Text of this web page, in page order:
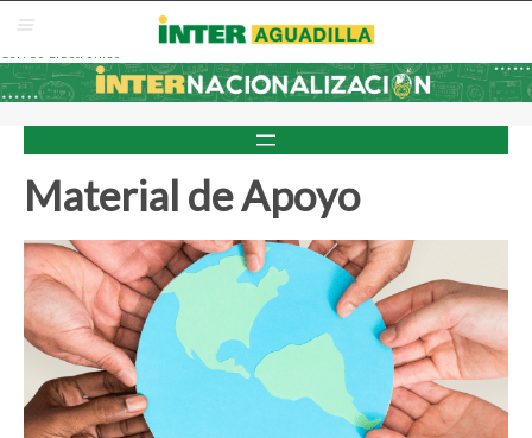
Correo Electrónico
Solicita Admisión
Re-admisión
Material de Apoyo